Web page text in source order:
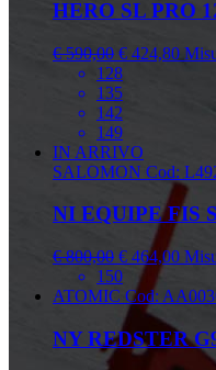
HERO SL PRO
€ 590,00 € 424,80
128
135
142
149
IN ARRIVO
SALOMON Cod:
NI EQUIPE FIS
€ 800,00 € 464,00
150
ATOMIC Cod:
NY REDSTER